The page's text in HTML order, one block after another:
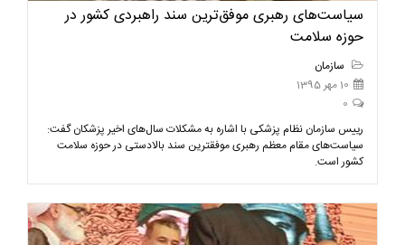
سياست‌های رهبری موفق‌ترين سند راهبردی كشور در
حوزه سلامت
سازمان
10 مهر 1395
0
رييس سازمان نظام پزشكی با اشاره به مشکلات سال‌های اخیر پزشکان گفت:
سياست‌های مقام معظم رهبری موفقترین سند بالادستی در حوزه سلامت
کشور است.